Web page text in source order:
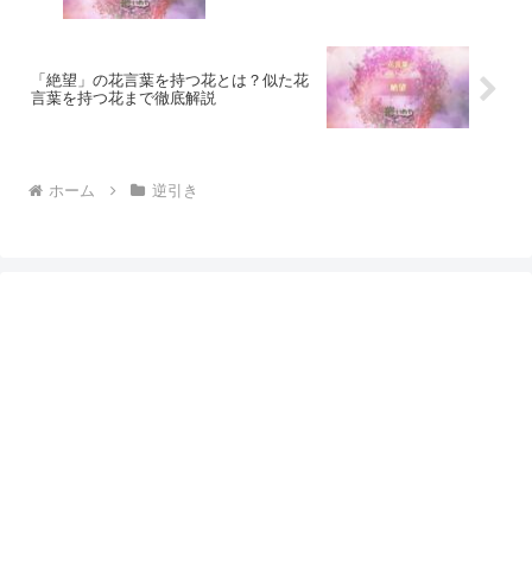
「絶望」の花言葉を持つ花とは？似た花
言葉を持つ花まで徹底解説
ホーム 逆引き